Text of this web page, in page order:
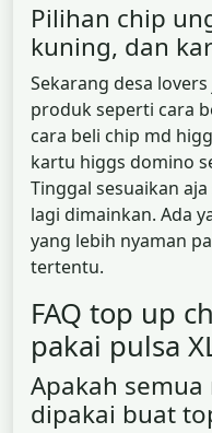
Pilihan chip
kuning, dan
Sekarang desa
produk seperti cara
cara beli chip md
kartu higgs domino
Tinggal sesuaikan
lagi dimainkan. Ada
yang lebih nyaman
tertentu.
FAQ top up
pakai pulsa
Apakah semua
dipakai buat